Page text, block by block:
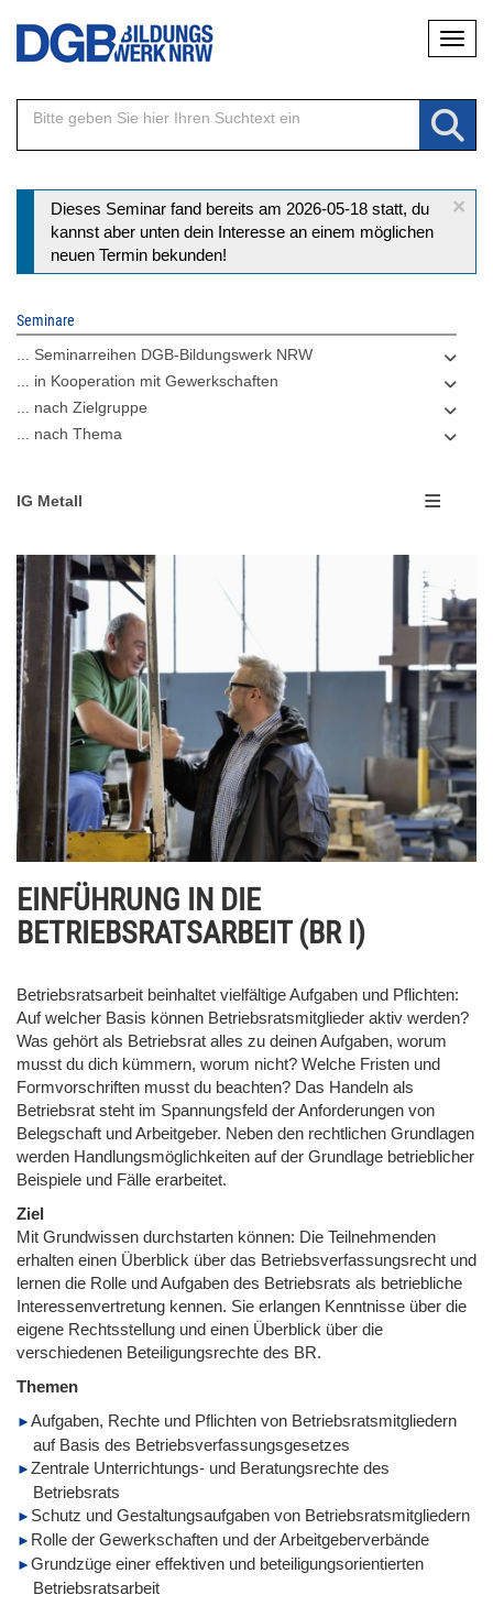
Direkt
Inhalt
×
Statusmeldung
Dieses Seminar fand bereits am 2026-05-18 statt, du
kannst aber unten dein Interesse an einem möglichen
neuen Termin bekunden!
Seminare
... Seminarreihen DGB-Bildungswerk NRW
... in Kooperation mit Gewerkschaften
... nach Zielgruppe
... nach Thema
IG Metall
EINFÜHRUNG IN DIE
BETRIEBSRATSARBEIT (BR I)
Betriebsratsarbeit beinhaltet vielfältige Aufgaben und Pflichten:
Auf welcher Basis können Betriebsratsmitglieder aktiv werden?
Was gehört als Betriebsrat alles zu deinen Aufgaben, worum
musst du dich kümmern, worum nicht? Welche Fristen und
Formvorschriften musst du beachten? Das Handeln als
Betriebsrat steht im Spannungsfeld der Anforderungen von
Belegschaft und Arbeitgeber. Neben den rechtlichen Grundlagen
werden Handlungsmöglichkeiten auf der Grundlage betrieblicher
Beispiele und Fälle erarbeitet.
Ziel
Mit Grundwissen durchstarten können: Die Teilnehmenden
erhalten einen Überblick über das Betriebsverfassungsrecht und
lernen die Rolle und Aufgaben des Betriebsrats als betriebliche
Interessenvertretung kennen. Sie erlangen Kenntnisse über die
eigene Rechtsstellung und einen Überblick über die
verschiedenen Beteiligungsrechte des BR.
Themen
Aufgaben, Rechte und Pflichten von Betriebsratsmitgliedern
auf Basis des Betriebsverfassungsgesetzes
Zentrale Unterrichtungs- und Beratungsrechte des
Betriebsrats
Schutz und Gestaltungsaufgaben von Betriebsratsmitgliedern
Rolle der Gewerkschaften und der Arbeitgeberverbände
Grundzüge einer effektiven und beteiligungsorientierten
Betriebsratsarbeit